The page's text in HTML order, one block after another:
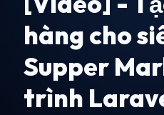
hàng cho
Supper
trình